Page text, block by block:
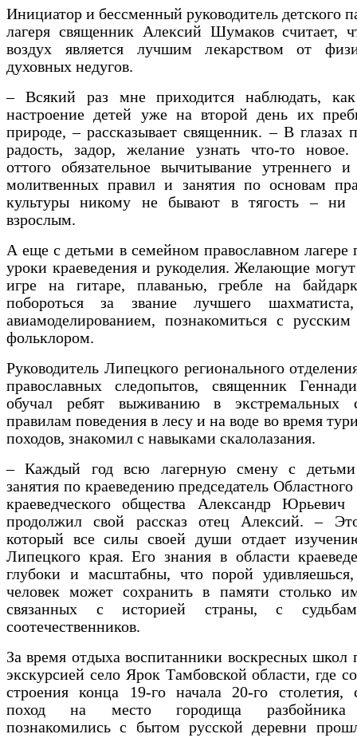
Инициатор и бессменный руководитель детского
лагеря священник Алексий Шумаков считает,
воздух является лучшим лекарством от
духовных недугов.
– Всякий раз мне приходится наблюдать, как
настроение детей уже на второй день их
природе, – рассказывает священник. – В глазах
радость, задор, желание узнать что-то новое.
оттого обязательное вычитывание утреннего и
молитвенных правил и занятия по основам
культуры никому не бывают в тягость – ни
взрослым.
А еще с детьми в семейном православном лагере
уроки краеведения и рукоделия. Желающие могут
игре на гитаре, плаванью, гребле на
побороться за звание лучшего шахматиста,
авиамоделированием, познакомиться с
фольклором.
Руководитель Липецкого регионального
православных следопытов, священник
обучал ребят выживанию в экстремальных
правилам поведения в лесу и на воде во время
походов, знакомил с навыками скалолазания.
– Каждый год всю лагерную смену с детьми
занятия по краеведению председатель
краеведческого общества Александр
продолжил свой рассказ отец Алексий. –
который все силы своей души отдает
Липецкого края. Его знания в области
глубоки и масштабны, что порой
человек может сохранить в памяти столько
связанных с историей страны, с
соотечественников.
За время отдыха воспитанники воскресных школ
экскурсией село Ярок Тамбовской области, где
строения конца 19-го начала 20-го столетия,
поход на место городища разбойника
познакомились с бытом русской деревни